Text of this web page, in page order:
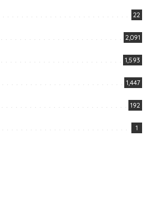
22
2,091
1,593
1,447
192
1